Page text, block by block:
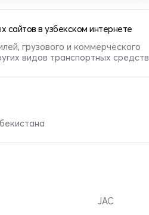
в узбекском интернете
грузового и коммерческого
видов транспортных средств
JAC